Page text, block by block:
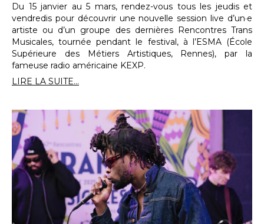
Du 15 janvier au 5 mars, rendez-vous tous les jeudis et
vendredis pour découvrir une nouvelle session live d’un·e
artiste ou d’un groupe des dernières Rencontres Trans
Musicales, tournée pendant le festival, à l’ESMA (École
Supérieure des Métiers Artistiques, Rennes), par la
fameuse radio américaine KEXP.
LIRE LA SUITE...